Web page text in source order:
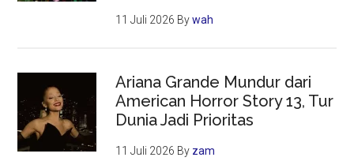
11 Juli 2026 Bywah
Ariana Grande Mundur dari
American Horror Story 13, Tur
Dunia Jadi Prioritas
11 Juli 2026 By zam